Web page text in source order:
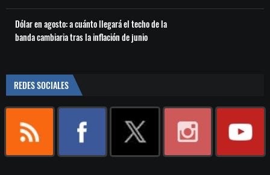
Dólar en agosto: a cuánto llegará el techo de la
banda cambiaria tras la inflación de junio
REDES SOCIALES